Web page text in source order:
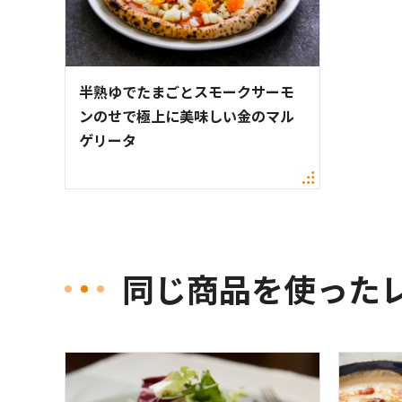
半熟ゆでたまごとスモークサーモ
ンのせで極上に美味しい金のマル
ゲリータ
同じ商品を使った